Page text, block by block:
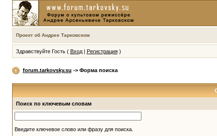
Проект об Андрее Тарковском
Здравствуйте Гость ( Вход| Регистрация)
forum.tarkovsky.su -> Форма поиска
Поиск по ключевым словам
Введите ключевое слово или фразу для поиска.